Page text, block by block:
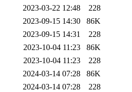
2023-03-22 12:48
228
2023-09-15 14:30
86K
2023-09-15 14:31
228
2023-10-04 11:23
86K
2023-10-04 11:23
228
2024-03-14 07:28
86K
2024-03-14 07:28
228